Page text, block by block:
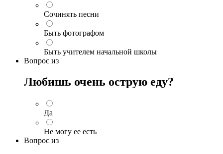
Сочинять песни
Быть фотографом
Быть учителем начальной школы
Вопрос из
Любишь очень острую еду?
Да
Не могу ее есть
Вопрос из